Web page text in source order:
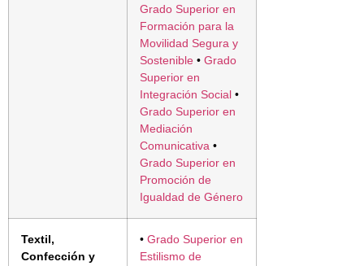
Grado Superior en
Formación para la
Movilidad Segura y
Sostenible • Grado
Superior en
Integración Social •
Grado Superior en
Mediación
Comunicativa •
Grado Superior en
Promoción de
Igualdad de Género
Textil,
Confección y
• Grado Superior en
Estilismo de